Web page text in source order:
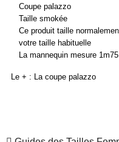
Coupe palazzo
Taille smokée
Ce produit taille
votre taille habituelle
La mannequin mesure
Le + : La coupe palazzo